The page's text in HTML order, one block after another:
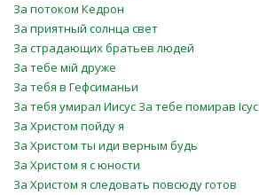
За потоком Кедрон
За приятный солнца свет
За страдающих братьев людей
За тебе мій друже
За тебя в Гефсиманьи
За тебя умирал Иисус За тебе помирав Ісус
За Христом пойду я
За Христом ты иди верным будь
За Христом я с юности
За Христом я следовать повсюду готов